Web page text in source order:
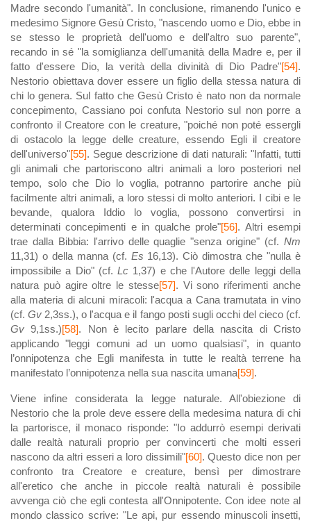
Madre secondo l'umanità". In conclusione, rimanendo l'unico e
medesimo Signore Gesù Cristo, "nascendo uomo e Dio, ebbe in
se stesso le proprietà dell'uomo e dell'altro suo parente",
recando in sé "la somiglianza dell'umanità della Madre e, per il
fatto d'essere Dio, la verità della divinità di Dio Padre"[54].
Nestorio obiettava dover essere un figlio della stessa natura di
chi lo genera. Sul fatto che Gesù Cristo è nato non da normale
concepimento, Cassiano poi confuta Nestorio sul non porre a
confronto il Creatore con le creature, "poiché non poté essergli
di ostacolo la legge delle creature, essendo Egli il creatore
dell'universo"[55]. Segue descrizione di dati naturali: "Infatti, tutti
gli animali che partoriscono altri animali a loro posteriori nel
tempo, solo che Dio lo voglia, potranno partorire anche più
facilmente altri animali, a loro stessi di molto anteriori. I cibi e le
bevande, qualora Iddio lo voglia, possono convertirsi in
determinati concepimenti e in qualche prole"[56]. Altri esempi
trae dalla Bibbia: l'arrivo delle quaglie "senza origine" (cf. Nm
11,31) o della manna (cf. Es 16,13). Ciò dimostra che "nulla è
impossibile a Dio" (cf.Lc 1,37) e che l'Autore delle leggi della
natura può agire oltre le stesse[57]. Vi sono riferimenti anche
alla materia di alcuni miracoli: l'acqua a Cana tramutata in vino
(cf.Gv 2,3ss.), o l'acqua e il fango posti sugli occhi del cieco (cf.
Gv 9,1ss.)[58]. Non è lecito parlare della nascita di Cristo
applicando "leggi comuni ad un uomo qualsiasi", in quanto
l’onnipotenza che Egli manifesta in tutte le realtà terrene ha
manifestato l’onnipotenza nella sua nascita umana[59].
Viene infine considerata la legge naturale. All'obiezione di
Nestorio che la prole deve essere della medesima natura di chi
la partorisce, il monaco risponde: "Io addurrò esempi derivati
dalle realtà naturali proprio per convincerti che molti esseri
nascono da altri esseri a loro dissimili"[60]. Questo dice non per
confronto tra Creatore e creature, bensì per dimostrare
all'eretico che anche in piccole realtà naturali è possibile
avvenga ciò che egli contesta all'Onnipotente. Con idee note al
mondo classico scrive: "Le api, pur essendo minuscoli insetti,